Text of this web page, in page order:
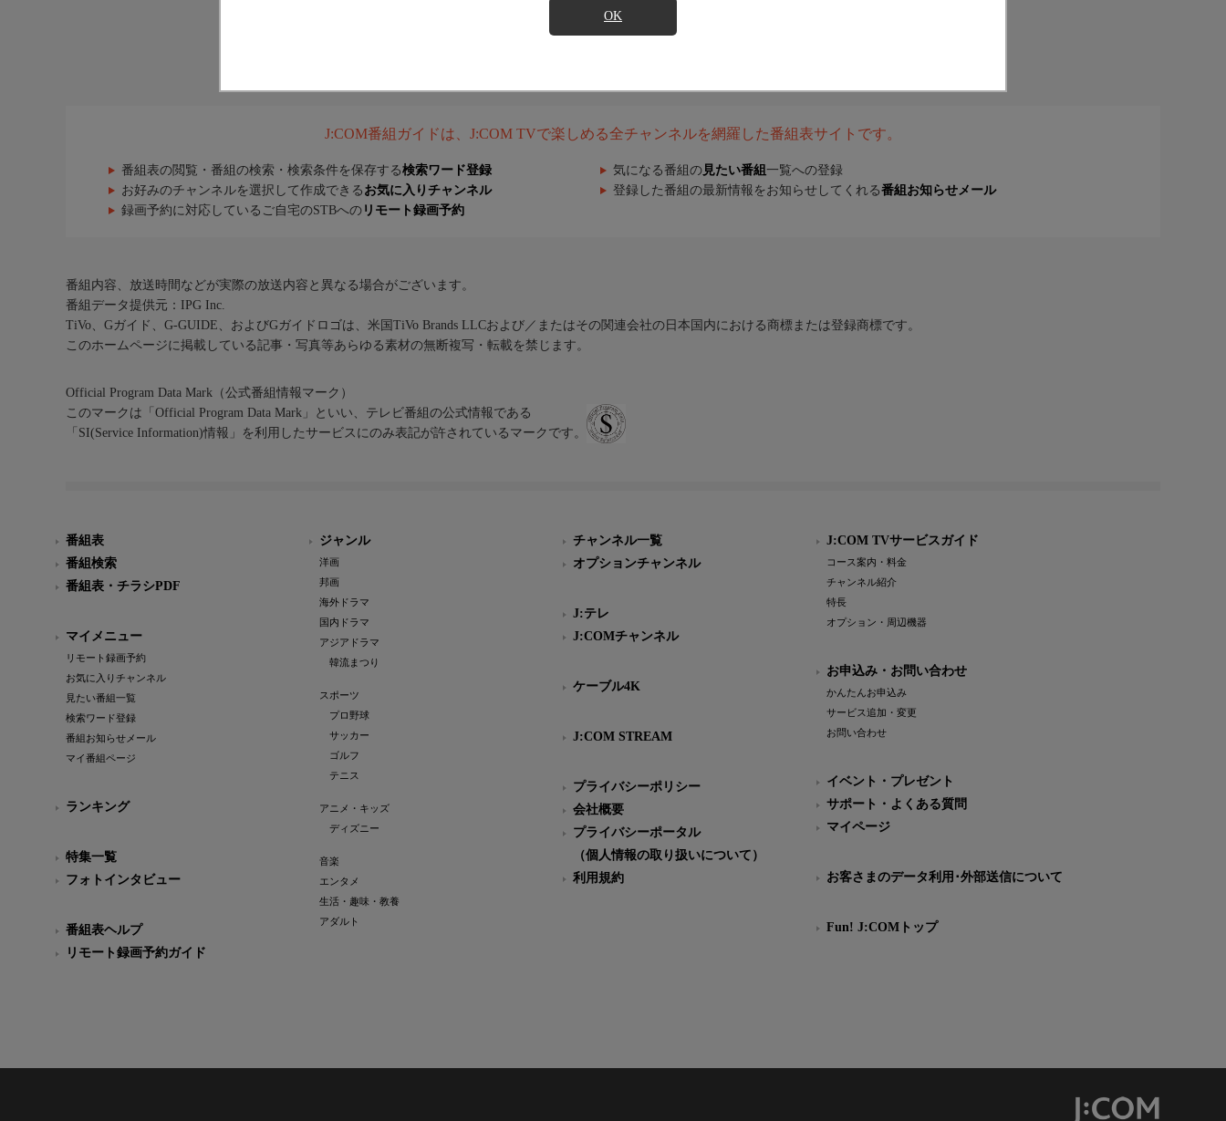
OK
J:COM番組ガイドは、J:COM TVで楽しめる全チャンネルを網羅した番組表サイトです。
番組表の閲覧・番組の検索・検索条件を保存する検索ワード登録 気になる番組の 見たい番組 一覧への登録
お好みのチャンネルを選択して作成できる お気に入りチャンネル 登録した番組の最新情報をお知らせしてくれる番組お知らせメール
録画予約に対応しているご自宅のSTBへの リモート録画予約
番組内容、放送時間などが実際の放送内容と異なる場合がございます。
番組データ提供元：IPG Inc.
TiVo、Gガイド、G-GUIDE、およびGガイドロゴは、米国TiVo Brands LLCおよび／またはその関連会社の日本国内における商標または登録商標です。
このホームページに掲載している記事・写真等あらゆる素材の無断複写・転載を禁じます。
Official Program Data Mark（公式番組情報マーク）
このマークは「Official Program Data Mark」といい、テレビ番組の公式情報である
「SI(Service Information)情報」を利用したサービスにのみ表記が許されているマークです。
番組表
番組検索
番組表・チラシPDF
マイメニュー
リモート録画予約
お気に入りチャンネル
見たい番組一覧
検索ワード登録
番組お知らせメール
マイ番組ページ
ランキング
特集一覧
フォトインタビュー
番組表ヘルプ
リモート録画予約ガイド
ジャンル
洋画
邦画
海外ドラマ
国内ドラマ
アジアドラマ
韓流まつり
スポーツ
プロ野球
サッカー
ゴルフ
テニス
アニメ・キッズ
ディズニー
音楽
エンタメ
生活・趣味・教養
アダルト
チャンネル一覧
オプションチャンネル
J:テレ
J:COMチャンネル
ケーブル4K
J:COM STREAM
プライバシーポリシー
会社概要
プライバシーポータル
（個人情報の取り扱いについて）
利用規約
J:COM TVサービスガイド
コース案内・料金
チャンネル紹介
特長
オプション・周辺機器
お申込み・お問い合わせ
かんたんお申込み
サービス追加・変更
お問い合わせ
イベント・プレゼント
サポート・よくある質問
マイページ
お客さまのデータ利用･外部送信について
Fun! J:COMトップ